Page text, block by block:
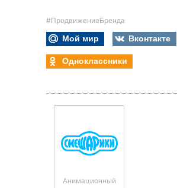
#ПродвижениеБренда
Мой мир
Вконтакте
Одноклассники
Анимационный